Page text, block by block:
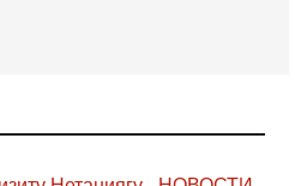
быть сфальсифицированы, их
результаты